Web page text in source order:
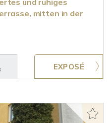
und ruhiges
mitten in der